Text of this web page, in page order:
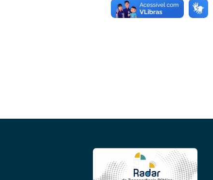
Conheça as demais linhas de crédito da